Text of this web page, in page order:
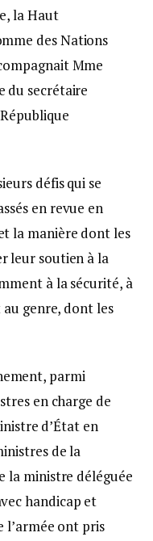
la Haut
des Nations
Mme
du secrétaire
défis qui se
en revue en
la manière dont les
leur soutien à la
à la sécurité, à
genre, dont les
parmi
en charge de
d’État en
de la
la ministre déléguée
handicap et
l’armée ont pris